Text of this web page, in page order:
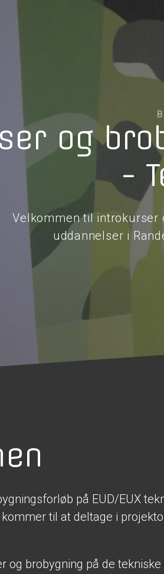
og
-
Velkommen til introkurser
uddannelser i
på EUD/EUX
til at deltage i
og brobygning på de